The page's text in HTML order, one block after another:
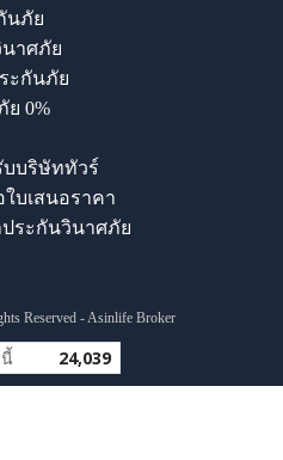
นภัย
าศภัย
ะกันภัย
ย 0%
บบริษัททัวร์
บเสนอราคา
ระกันวินาศภัย
Reserved - Asinlife Broker
24,039